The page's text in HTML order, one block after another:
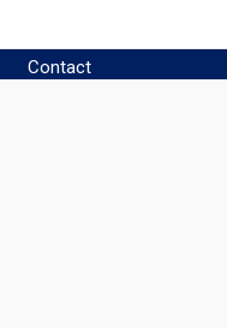
Contact